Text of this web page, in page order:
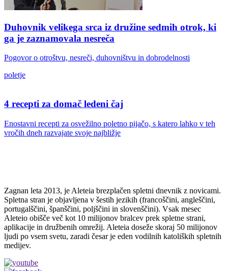
Duhovnik velikega srca iz družine sedmih otrok, ki
ga je zaznamovala nesreča
Pogovor o otroštvu, nesreči, duhovništvu in dobrodelnosti
poletje
4 recepti za domač ledeni čaj
Enostavni recepti za osvežilno poletno pijačo, s katero lahko v teh
vročih dneh razvajate svoje najbližje
Zagnan leta 2013, je Aleteia brezplačen spletni dnevnik z novicami.
Spletna stran je objavljena v šestih jezikih (francoščini, angleščini,
portugalščini, španščini, poljščini in slovenščini). Vsak mesec
Aleteio obišče več kot 10 milijonov bralcev prek spletne strani,
aplikacije in družbenih omrežij. Aleteia doseže skoraj 50 milijonov
ljudi po vsem svetu, zaradi česar je eden vodilnih katoliških spletnih
medijev.